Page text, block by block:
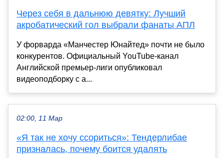
Через себя в дальнюю девятку: Лучший
акробатический гол выбрали фанаты АПЛ
У форварда «Манчестер Юнайтед» почти не было
конкурентов. Официальный YouTube-канал
Английской премьер-лиги опубликовал
видеоподборку с а...
02:00, 11 Мар
«Я так не хочу ссориться»: Тендерлибае
призналась, почему боится удалять